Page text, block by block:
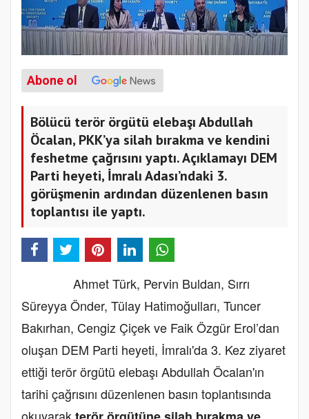
Abone ol
Bölücü terör örgütü elebaşı Abdullah
Öcalan, PKK’ya silah bırakma ve kendini
feshetme çağrısını yaptı. Açıklamayı DEM
Parti heyeti, İmralı Adası’ndaki 3.
görüşmenin ardından düzenlenen basın
toplantısı ile yaptı.
Ahmet Türk, Pervin Buldan, Sırrı
Süreyya Önder, Tülay Hatimoğulları, Tuncer
Bakırhan, Cengiz Çiçek ve Faik Özgür Erol’dan
oluşan DEM Parti heyeti, İmralı'da 3. Kez ziyaret
ettiği terör örgütü elebaşı Abdullah Öcalan'ın
tarihi çağrısını düzenlenen basın toplantısında